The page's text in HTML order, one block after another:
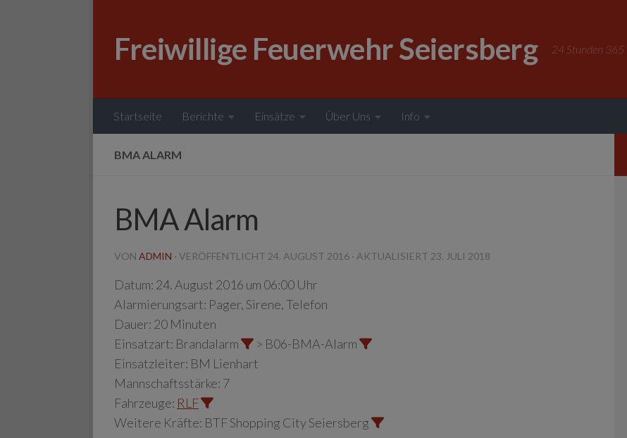
Freiwillige Feuerwehr Seiersberg 24 Stunden 365
Startseite Berichte Einsätze Über Uns Info
BMA ALARM
BMA Alarm
VON ADMIN · VERÖFFENTLICHT 24. AUGUST 2016 · AKTUALISIERT 23. JULI 2018
Datum: 24. August 2016 um 06:00 Uhr
Alarmierungsart: Pager, Sirene, Telefon
Dauer: 20 Minuten
Einsatzart: Brandalarm
> B06-BMA-Alarm
Einsatzleiter: BM Lienhart
Mannschaftsstärke: 7
Fahrzeuge: RLF
Weitere Kräfte: BTF Shopping City Seiersberg